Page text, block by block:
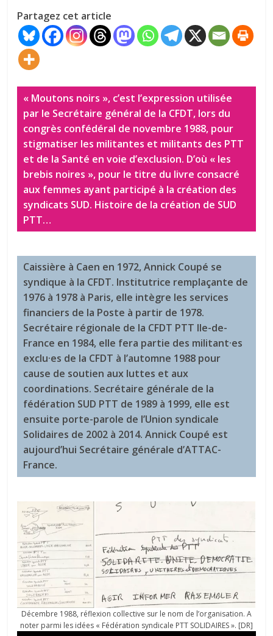
Partagez cet article
« Moutons noirs », c’est l’expression utilisée
par le Secrétaire général de la CFDT, lors du
congrès confédéral de novembre 1988, pour
stigmatiser les militantes et militants des PTT
et de la Santé en voie d’exclusion. D’où « les
brebis noires », pour le titre du livre consacré
aux femmes ayant participé à la création des
syndicats SUD. Histoire de la création de SUD
PTT…
Caissière à Caen en 1972, Annick Coupé se
syndique à la CFDT. Institutrice remplaçante de
1976 à 1978 à Paris, elle intègre les services
financiers de la Poste à partir de 1978.
Secrétaire régionale de la CFDT PTT Ile-de-
France en 1984, elle fera partie des militant·es
exclu·es de la CFDT à l’automne 1988 pour
cause de soutien aux luttes et aux
coordinations. Secrétaire générale de la
fédération SUD PTT de 1989 à 1999, elle est
ensuite porte-parole de l’Union syndicale
Solidaires de 2002 à 2014. Annick Coupé est
aujourd’hui Secrétaire générale d’ATTAC-
France.
Décembre 1988, réflexion collective sur le nom de l’organisation. A
noter parmi les idées « Fédération syndicale PTT SOLIDAIRES ». [DR]